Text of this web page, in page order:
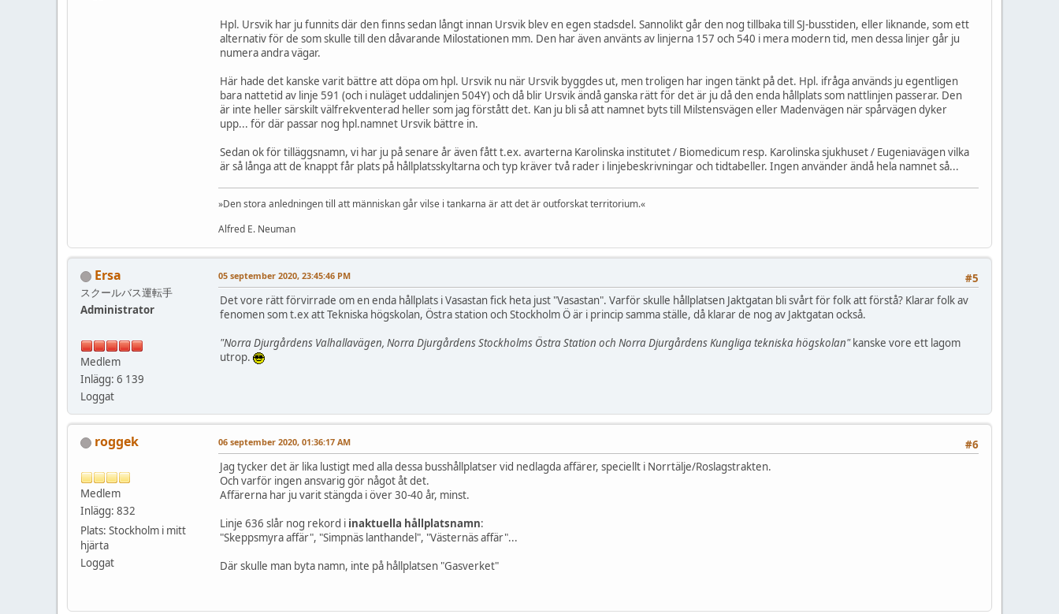
Hpl. Ursvik har ju funnits där den finns sedan långt innan Ursvik blev en egen stadsdel. Sannolikt går den nog tillbaka till SJ-busstiden, eller liknande, som ett
alternativ för de som skulle till den dåvarande Milostationen mm. Den har även använts av linjerna 157 och 540 i mera modern tid, men dessa linjer går ju
numera andra vägar.
Här hade det kanske varit bättre att döpa om hpl. Ursvik nu när Ursvik byggdes ut, men troligen har ingen tänkt på det. Hpl. ifråga används ju egentligen
bara nattetid av linje 591 (och i nuläget uddalinjen 504Y) och då blir Ursvik ändå ganska rätt för det är ju då den enda hållplats som nattlinjen passerar. Den
är inte heller särskilt välfrekventerad heller som jag förstått det. Kan ju bli så att namnet byts till Milstensvägen eller Madenvägen när spårvägen dyker
upp... för där passar nog hpl.namnet Ursvik bättre in.
Sedan ok för tilläggsnamn, vi har ju på senare år även fått t.ex. avarterna Karolinska institutet / Biomedicum resp. Karolinska sjukhuset / Eugeniavägen vilka
är så långa att de knappt får plats på hållplatsskyltarna och typ kräver två rader i linjebeskrivningar och tidtabeller. Ingen använder ändå hela namnet så...
»Den stora anledningen till att människan går vilse i tankarna är att det är outforskat territorium.«
Alfred E. Neuman
Ersa
スクールバス運転手
Administrator
Medlem
Inlägg: 6 139
Loggat
#5
05 september 2020, 23:45:46 PM
Det vore rätt förvirrade om en enda hållplats i Vasastan fick heta just "Vasastan". Varför skulle hållplatsen Jaktgatan bli svårt för folk att förstå? Klarar folk av
fenomen som t.ex att Tekniska högskolan, Östra station och Stockholm Ö är i princip samma ställe, då klarar de nog av Jaktgatan också.
"Norra Djurgårdens Valhallavägen, Norra Djurgårdens Stockholms Östra Station och Norra Djurgårdens Kungliga tekniska högskolan"kanske vore ett lagom
utrop.
roggek
Medlem
Inlägg: 832
Plats: Stockholm i mitt
hjärta
Loggat
#6
06 september 2020, 01:36:17 AM
Jag tycker det är lika lustigt med alla dessa busshållplatser vid nedlagda affärer, speciellt i Norrtälje/Roslagstrakten.
Och varför ingen ansvarig gör något åt det.
Affärerna har ju varit stängda i över 30-40 år, minst.
Linje 636 slår nog rekord i inaktuella hållplatsnamn:
"Skeppsmyra affär", "Simpnäs lanthandel", "Västernäs affär"...
Där skulle man byta namn, inte på hållplatsen "Gasverket"